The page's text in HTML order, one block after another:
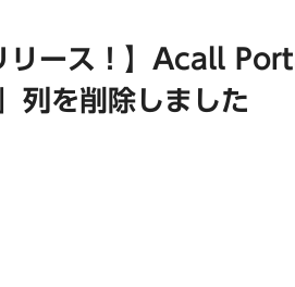
リース！】Acall
列を削除しました